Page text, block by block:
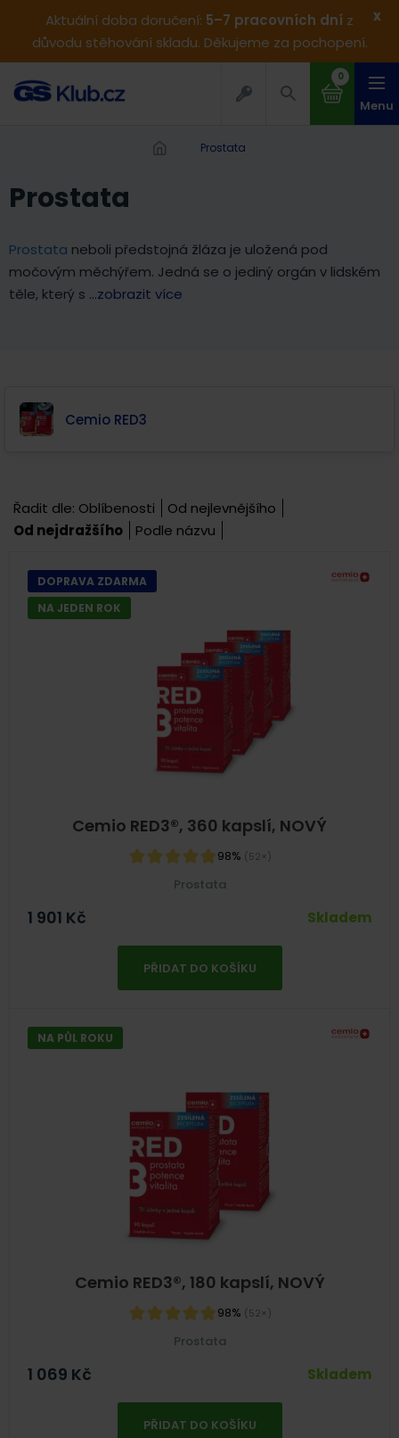
Aktuální doba doručení: 5–7 pracovních dní z
důvodu stěhování skladu. Děkujeme za pochopení.
x
0
Menu
Prostata
Prostata
Prostata neboli předstojná žláza je uložená pod
močovým měchýřem. Jedná se o jediný orgán v lidském
těle, který s ...zobrazit více
Cemio RED3
Řadit dle: Oblíbenosti
Od nejlevnějšího
Od nejdražšího
Podle názvu
Cemio RED3®, 360 kapslí, NOVÝ
98% (52×)
DOPRAVA ZDARMA
NA JEDEN ROK
Prostata
1 901 Kč Skladem
PŘIDAT DO KOŠÍKU
Cemio RED3®, 180 kapslí, NOVÝ
98% (52×)
NA PŮL ROKU
Prostata
1 069 Kč Skladem
PŘIDAT DO KOŠÍKU